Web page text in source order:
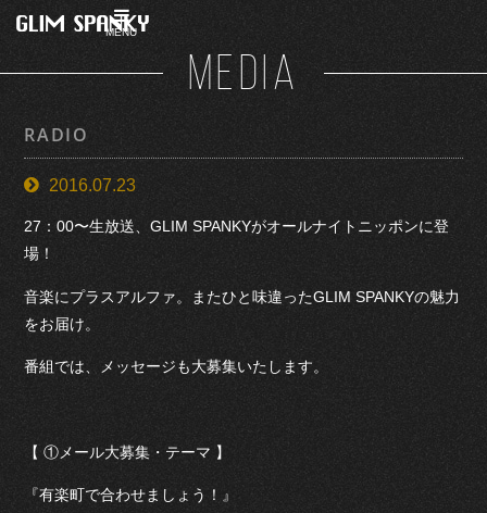
MENU
MEDIA
RADIO
2016.07.23
27：00〜生放送、GLIM SPANKYがオールナイトニッポンに登
場！
音楽にプラスアルファ。またひと味違ったGLIM SPANKYの魅力
をお届け。
番組では、メッセージも大募集いたします。
【 ①メール大募集・テーマ 】
『有楽町で合わせましょう！』